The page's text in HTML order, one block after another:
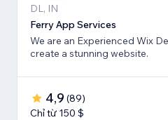
DL, IN
Ferry App Services
We are an Experienced Wix
create a stunning website.
4,9 (89)
Chỉ từ 150 $